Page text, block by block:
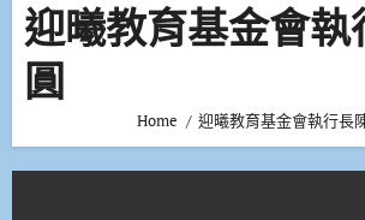
迎曦教育基金會執
圓
Home 迎曦教育基金會執行長